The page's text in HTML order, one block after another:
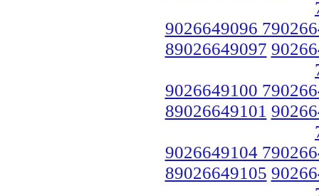
9026649096
89026649097
9026649100
89026649101
9026649104
89026649105